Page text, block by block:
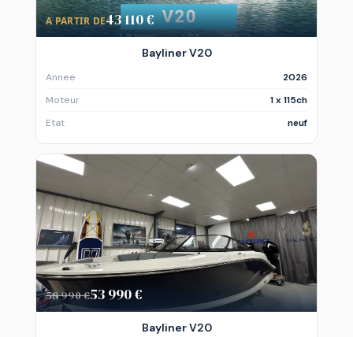
A PARTIR DE43 110 €
Bayliner V20
Annee
2026
Moteur
1 x 115ch
Etat
neuf
58 990 €53 990 €
Bayliner V20